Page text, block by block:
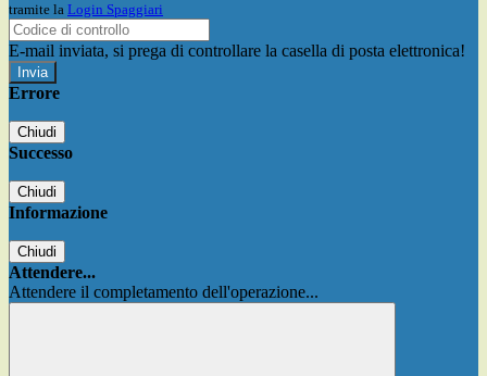
tramite la Login Spaggiari
E-mail inviata, si prega di controllare la casella di posta elettronica!
Errore
Chiudi
Successo
Chiudi
Informazione
Chiudi
Attendere...
Attendere il completamento dell'operazione...